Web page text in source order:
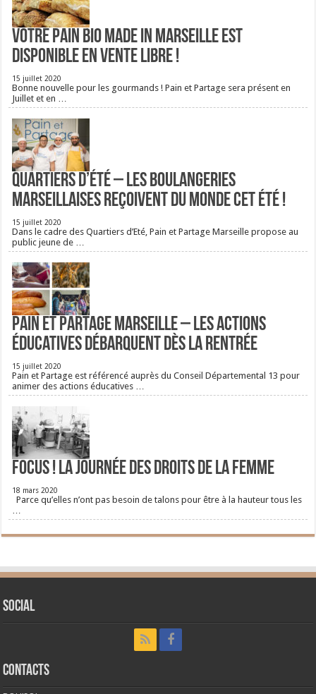
Votre pain bio Made in Marseille est
disponible en vente libre !
15 juillet 2020
Bonne nouvelle pour les gourmands ! Pain et Partage sera présent en
Juillet et en …
Quartiers d’été – Les boulangeries
Marseillaises reçoivent du monde cet été !
15 juillet 2020
Dans le cadre des Quartiers d’Eté, Pain et Partage Marseille propose au
public jeune de …
Pain et Partage Marseille – Les actions
éducatives débarquent dès la rentrée
15 juillet 2020
Pain et Partage est référencé auprès du Conseil Départemental 13 pour
animer des actions éducatives …
FOCUS ! La journée des droits de la femme
18 mars 2020
Parce qu’elles n’ont pas besoin de talons pour être à la hauteur tous les
Social
CONTACTS